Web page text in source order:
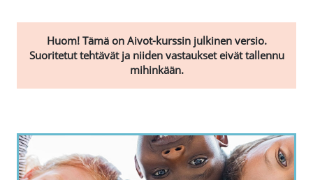
Huom! Tämä on Aivot-kurssin julkinen versio.
Suoritetut tehtävät ja niiden vastaukset eivät tallennu
mihinkään.